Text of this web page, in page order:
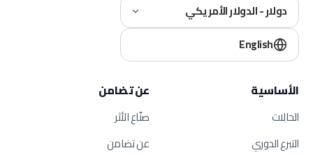
دولار - الدولار الأمريكي
English
الأساسية
الحالات
التبرع الدوري
عن تضامن
صنّاع الأثر
عن تضامن